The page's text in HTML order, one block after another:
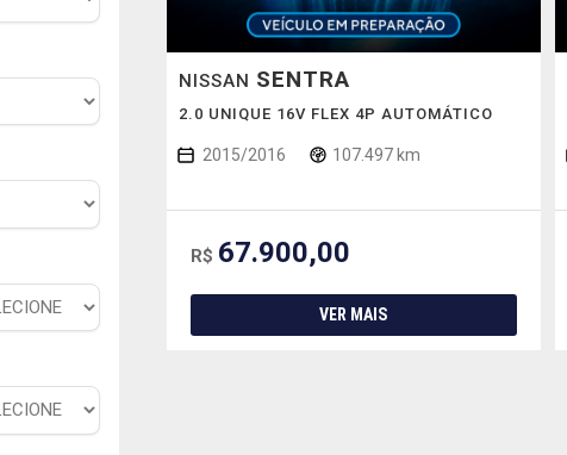
NISSAN SENTRA
2.0 UNIQUE 16V FLEX 4P AUTOMÁTICO
2015/2016 107.497 km
R$ 67.900,00
VER MAIS